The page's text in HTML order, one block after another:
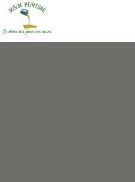
Panneau de gestion des cookies